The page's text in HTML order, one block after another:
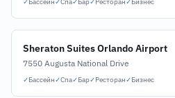
Sheraton Suites Orlando Airport
7550 Augusta National Drive
✓Бассейн✓Спа✓Бар✓Ресторан✓Бизнес